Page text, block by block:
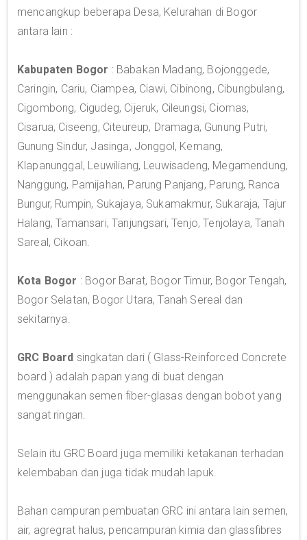
mencangkup beberapa Desa, Kelurahan di Bogor
antara lain :
Kabupaten Bogor : Babakan Madang, Bojonggede,
Caringin, Cariu, Ciampea, Ciawi, Cibinong, Cibungbulang,
Cigombong, Cigudeg, Cijeruk, Cileungsi, Ciomas,
Cisarua, Ciseeng, Citeureup, Dramaga, Gunung Putri,
Gunung Sindur, Jasinga, Jonggol, Kemang,
Klapanunggal, Leuwiliang, Leuwisadeng, Megamendung,
Nanggung, Pamijahan, Parung Panjang, Parung, Ranca
Bungur, Rumpin, Sukajaya, Sukamakmur, Sukaraja, Tajur
Halang, Tamansari, Tanjungsari, Tenjo, Tenjolaya, Tanah
Sareal, Cikoan.
Kota Bogor : Bogor Barat, Bogor Timur, Bogor Tengah,
Bogor Selatan, Bogor Utara, Tanah Sereal dan
sekitarnya.
GRC Board singkatan dari ( Glass-Reinforced Concrete
board ) adalah papan yang di buat dengan
menggunakan semen fiber-glasas dengan bobot yang
sangat ringan.
Selain itu GRC Board juga memiliki ketakanan terhadan
kelembaban dan juga tidak mudah lapuk.
Bahan campuran pembuatan GRC ini antara lain semen,
air, agregrat halus, pencampuran kimia dan glassfibres